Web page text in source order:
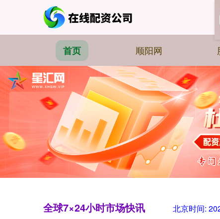
首页 顺阳网
全球7×24小时市场快讯 北京时间: